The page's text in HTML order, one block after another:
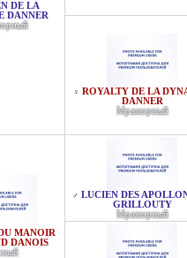
DE LA
DANNER
♀ ROYALTY DE LA
DANNER
Мраморный
MANOIR
DANOIS
♂ LUCIEN DES
GRILLOUTY
Мраморный